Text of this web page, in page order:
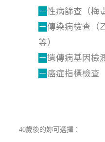
－性病篩查（梅
－傳染病檢查（
等）
－遺傳病基因檢
－癌症指標檢查
40歲後的妳可選擇：